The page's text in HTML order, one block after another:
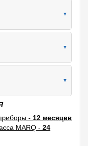
▼
▼
▼
- 12 месяцев
MARQ - 24